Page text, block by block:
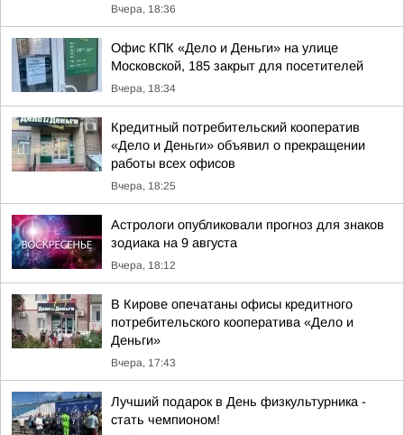
Вчера, 18:36
Офис КПК «Дело и Деньги» на улице
Московской, 185 закрыт для посетителей
Вчера, 18:34
Кредитный потребительский кооператив
«Дело и Деньги» объявил о прекращении
работы всех офисов
Вчера, 18:25
Астрологи опубликовали прогноз для знаков
зодиака на 9 августа
Вчера, 18:12
В Кирове опечатаны офисы кредитного
потребительского кооператива «Дело и
Деньги»
Вчера, 17:43
Лучший подарок в День физкультурника -
стать чемпионом!